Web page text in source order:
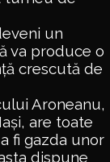
un
va produce o
crescută de
Aroneanu,
are toate
fi gazda unor
dispune